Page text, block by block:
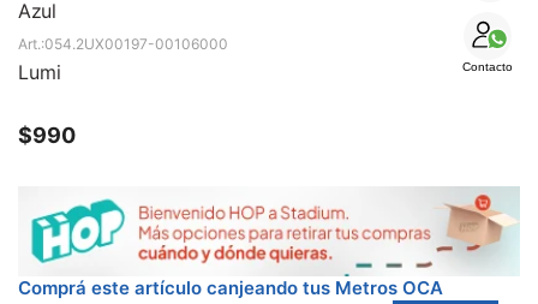
Azul
Contacto
054.2UX00197-00106000
Lumi
$990
Comprá este artículo canjeando tus Metros OCA